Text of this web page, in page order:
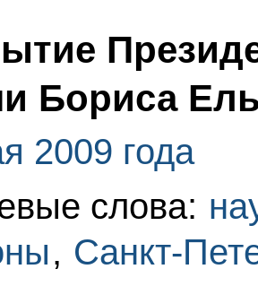
Бориса
2009 года
слова:
, Санкт-